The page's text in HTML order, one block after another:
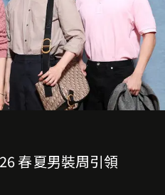
春夏男裝周引領